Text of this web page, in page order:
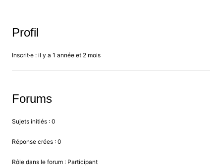
Profil
Inscrit·e : il y a 1 année et 2 mois
Forums
Sujets initiés : 0
Réponse crées : 0
Rôle dans le forum : Participant